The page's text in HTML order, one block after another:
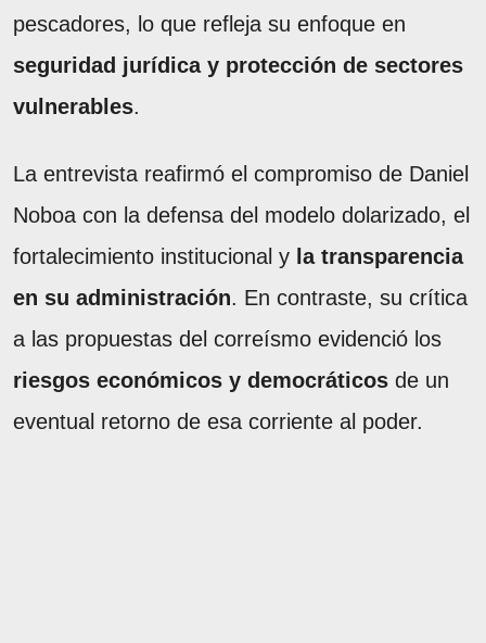
pescadores, lo que refleja su enfoque en
seguridad jurídica y protección de sectores
vulnerables.
La entrevista reafirmó el compromiso de Daniel
Noboa con la defensa del modelo dolarizado, el
fortalecimiento institucional y la transparencia
en su administración. En contraste, su crítica
a las propuestas del correísmo evidenció los
riesgos económicos y democráticos de un
eventual retorno de esa corriente al poder.